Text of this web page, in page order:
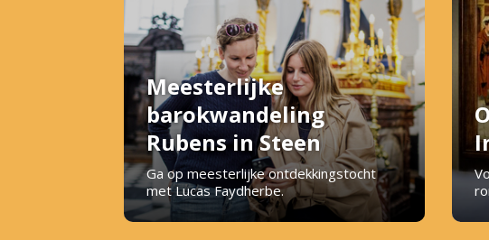
Meesterlijke
barokwandeling
Rubens in Steen
Ga op meesterlijke ontdekkingstocht
met Lucas Faydherbe.